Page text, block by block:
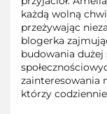
każdą wolną
przeżywając
blogerka
budowania dużej
zainteresowania
którzy